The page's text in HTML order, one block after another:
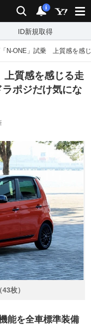
検索 通知
i
ID新規取得
N-ONE」試乗 上質感を感
質感を感じる走
ポジだけ気にな
枚）
能を全車標準装備